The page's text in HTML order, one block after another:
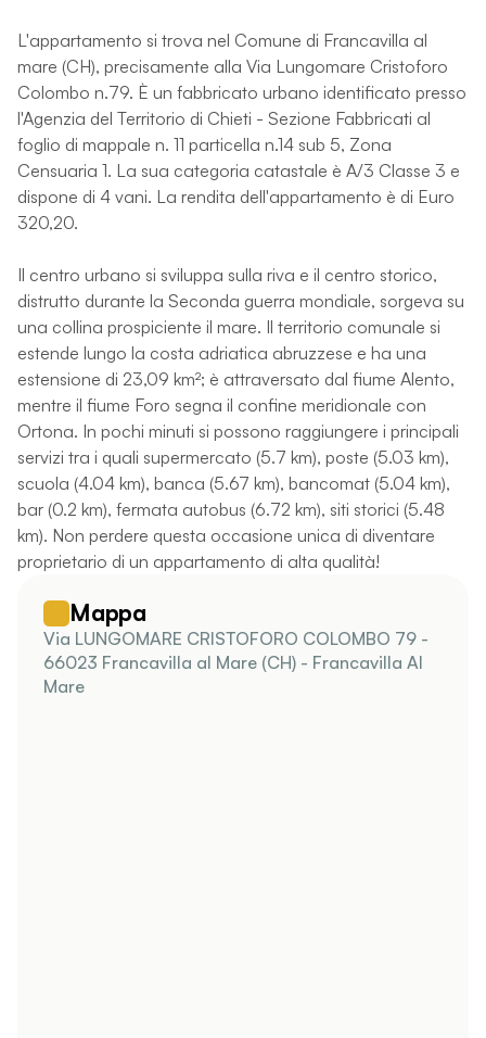
L'appartamento si trova nel Comune di Francavilla al
mare (CH), precisamente alla Via Lungomare Cristoforo
Colombo n.79. È un fabbricato urbano identificato presso
l'Agenzia del Territorio di Chieti - Sezione Fabbricati al
foglio di mappale n. 11 particella n.14 sub 5, Zona
Censuaria 1. La sua categoria catastale è A/3 Classe 3 e
dispone di 4 vani. La rendita dell'appartamento è di Euro
320,20.
Il centro urbano si sviluppa sulla riva e il centro storico,
distrutto durante la Seconda guerra mondiale, sorgeva su
una collina prospiciente il mare. Il territorio comunale si
estende lungo la costa adriatica abruzzese e ha una
estensione di 23,09 km²; è attraversato dal fiume Alento,
mentre il fiume Foro segna il confine meridionale con
Ortona. In pochi minuti si possono raggiungere i principali
servizi tra i quali supermercato (5.7 km), poste (5.03 km),
scuola (4.04 km), banca (5.67 km), bancomat (5.04 km),
bar (0.2 km), fermata autobus (6.72 km), siti storici (5.48
km). Non perdere questa occasione unica di diventare
proprietario di un appartamento di alta qualità!
Mappa
Via LUNGOMARE CRISTOFORO COLOMBO 79 -
66023 Francavilla al Mare (CH) - Francavilla Al
Mare